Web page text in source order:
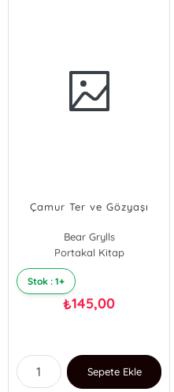
Çamur Ter ve Gözyaşı
Bear Grylls
Portakal Kitap
Stok : 1+
₺145,00
Sepete Ekle